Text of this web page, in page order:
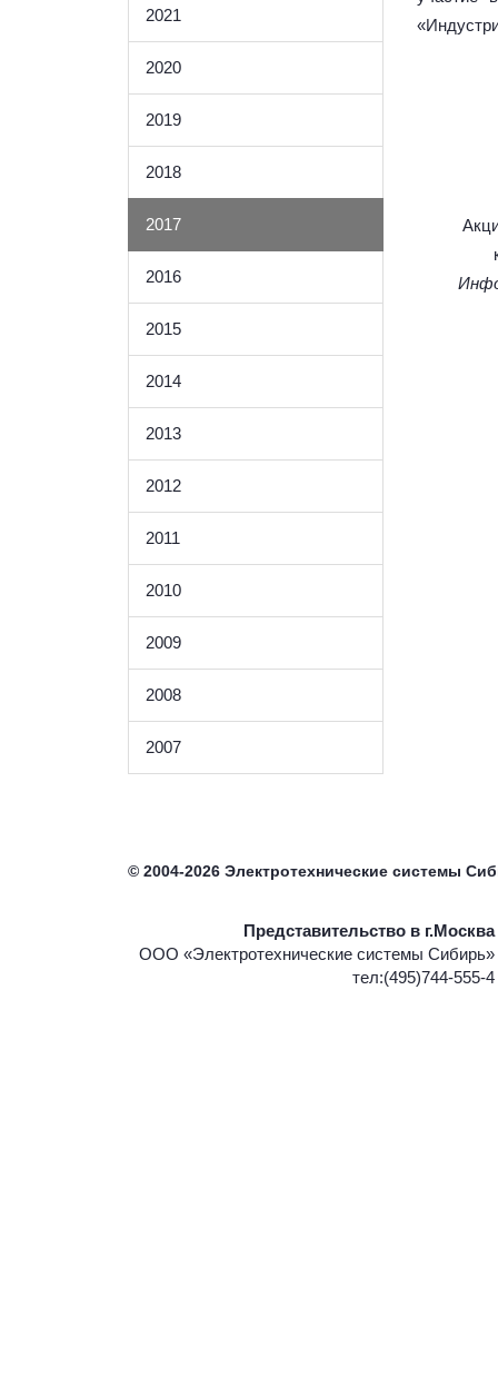
2021
2020
2019
2018
2017
2016
2015
2014
2013
2012
2011
2010
2009
2008
2007
© 2004-2026 Электротехнические системы
Представительство в г.Москва
ООО «Электротехнические системы Сибирь»
тел:(495)744-555-4